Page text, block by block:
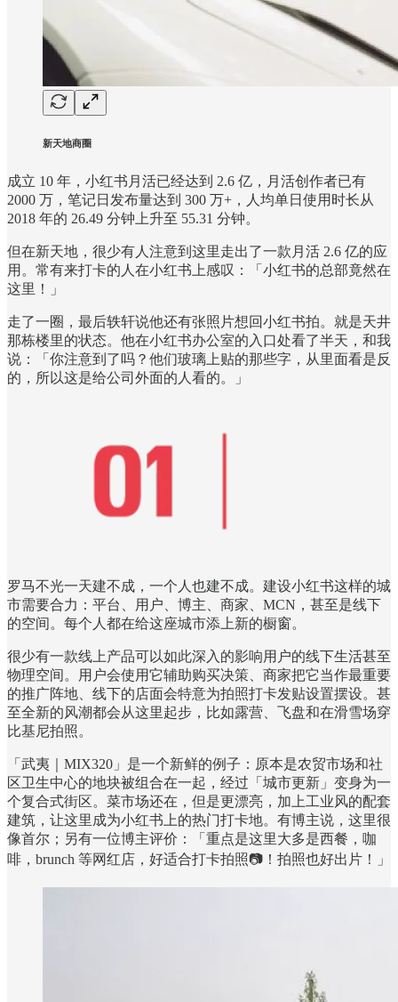
新天地商圈
成立 10 年，小红书月活已经达到 2.6 亿，月活创作者已有
2000 万，笔记日发布量达到 300 万+，人均单日使用时长从
2018 年的 26.49 分钟上升至 55.31 分钟。
但在新天地，很少有人注意到这里走出了一款月活 2.6 亿的应
用。常有来打卡的人在小红书上感叹：「小红书的总部竟然在
这里！」
走了一圈，最后轶轩说他还有张照片想回小红书拍。就是天井
那栋楼里的状态。他在小红书办公室的入口处看了半天，和我
说：「你注意到了吗？他们玻璃上贴的那些字，从里面看是反
的，所以这是给公司外面的人看的。」
罗马不光一天建不成，一个人也建不成。建设小红书这样的城
市需要合力：平台、用户、博主、商家、MCN，甚至是线下
的空间。每个人都在给这座城市添上新的橱窗。
很少有一款线上产品可以如此深入的影响用户的线下生活甚至
物理空间。用户会使用它辅助购买决策、商家把它当作最重要
的推广阵地、线下的店面会特意为拍照打卡发贴设置摆设。甚
至全新的风潮都会从这里起步，比如露营、飞盘和在滑雪场穿
比基尼拍照。
「武夷｜MIX320」是一个新鲜的例子：原本是农贸市场和社
区卫生中心的地块被组合在一起，经过「城市更新」变身为一
个复合式街区。菜市场还在，但是更漂亮，加上工业风的配套
建筑，让这里成为小红书上的热门打卡地。有博主说，这里很
像首尔；另有一位博主评价：「重点是这里大多是西餐，咖
啡，brunch 等网红店，好适合打卡拍照📷！拍照也好出片！」